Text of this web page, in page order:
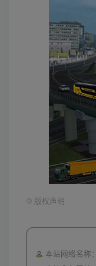
© 版权声明
本站网络名称：